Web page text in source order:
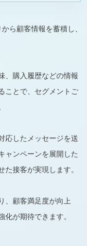
ら顧客情報を蓄積し、
、購入履歴などの情報
ことで、セグメントご
応したメッセージを送
ャンペーンを展開した
た接客が実現します。
、顧客満足度が向上
化が期待できます。